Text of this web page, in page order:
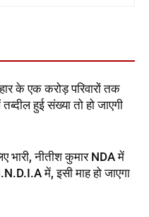
के एक करोड़ परिवारों तक
हुई संख्या तो हो जाएगी
भारी, नीतीश कुमार NDA में
में, इसी माह हो जाएगा